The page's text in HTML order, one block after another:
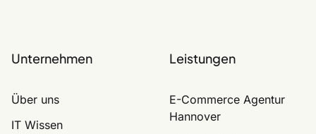
Unternehmen
Über uns
IT Wissen
Leistungen
E-Commerce Agentur
Hannover